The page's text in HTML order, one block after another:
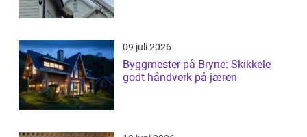
09 juli 2026
Byggmester på Bryne: Skikkele
godt håndverk på jæren